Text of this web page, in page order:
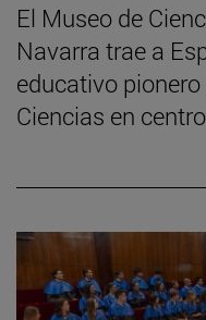
El Museo de
Navarra trae a
educativo
Ciencias en